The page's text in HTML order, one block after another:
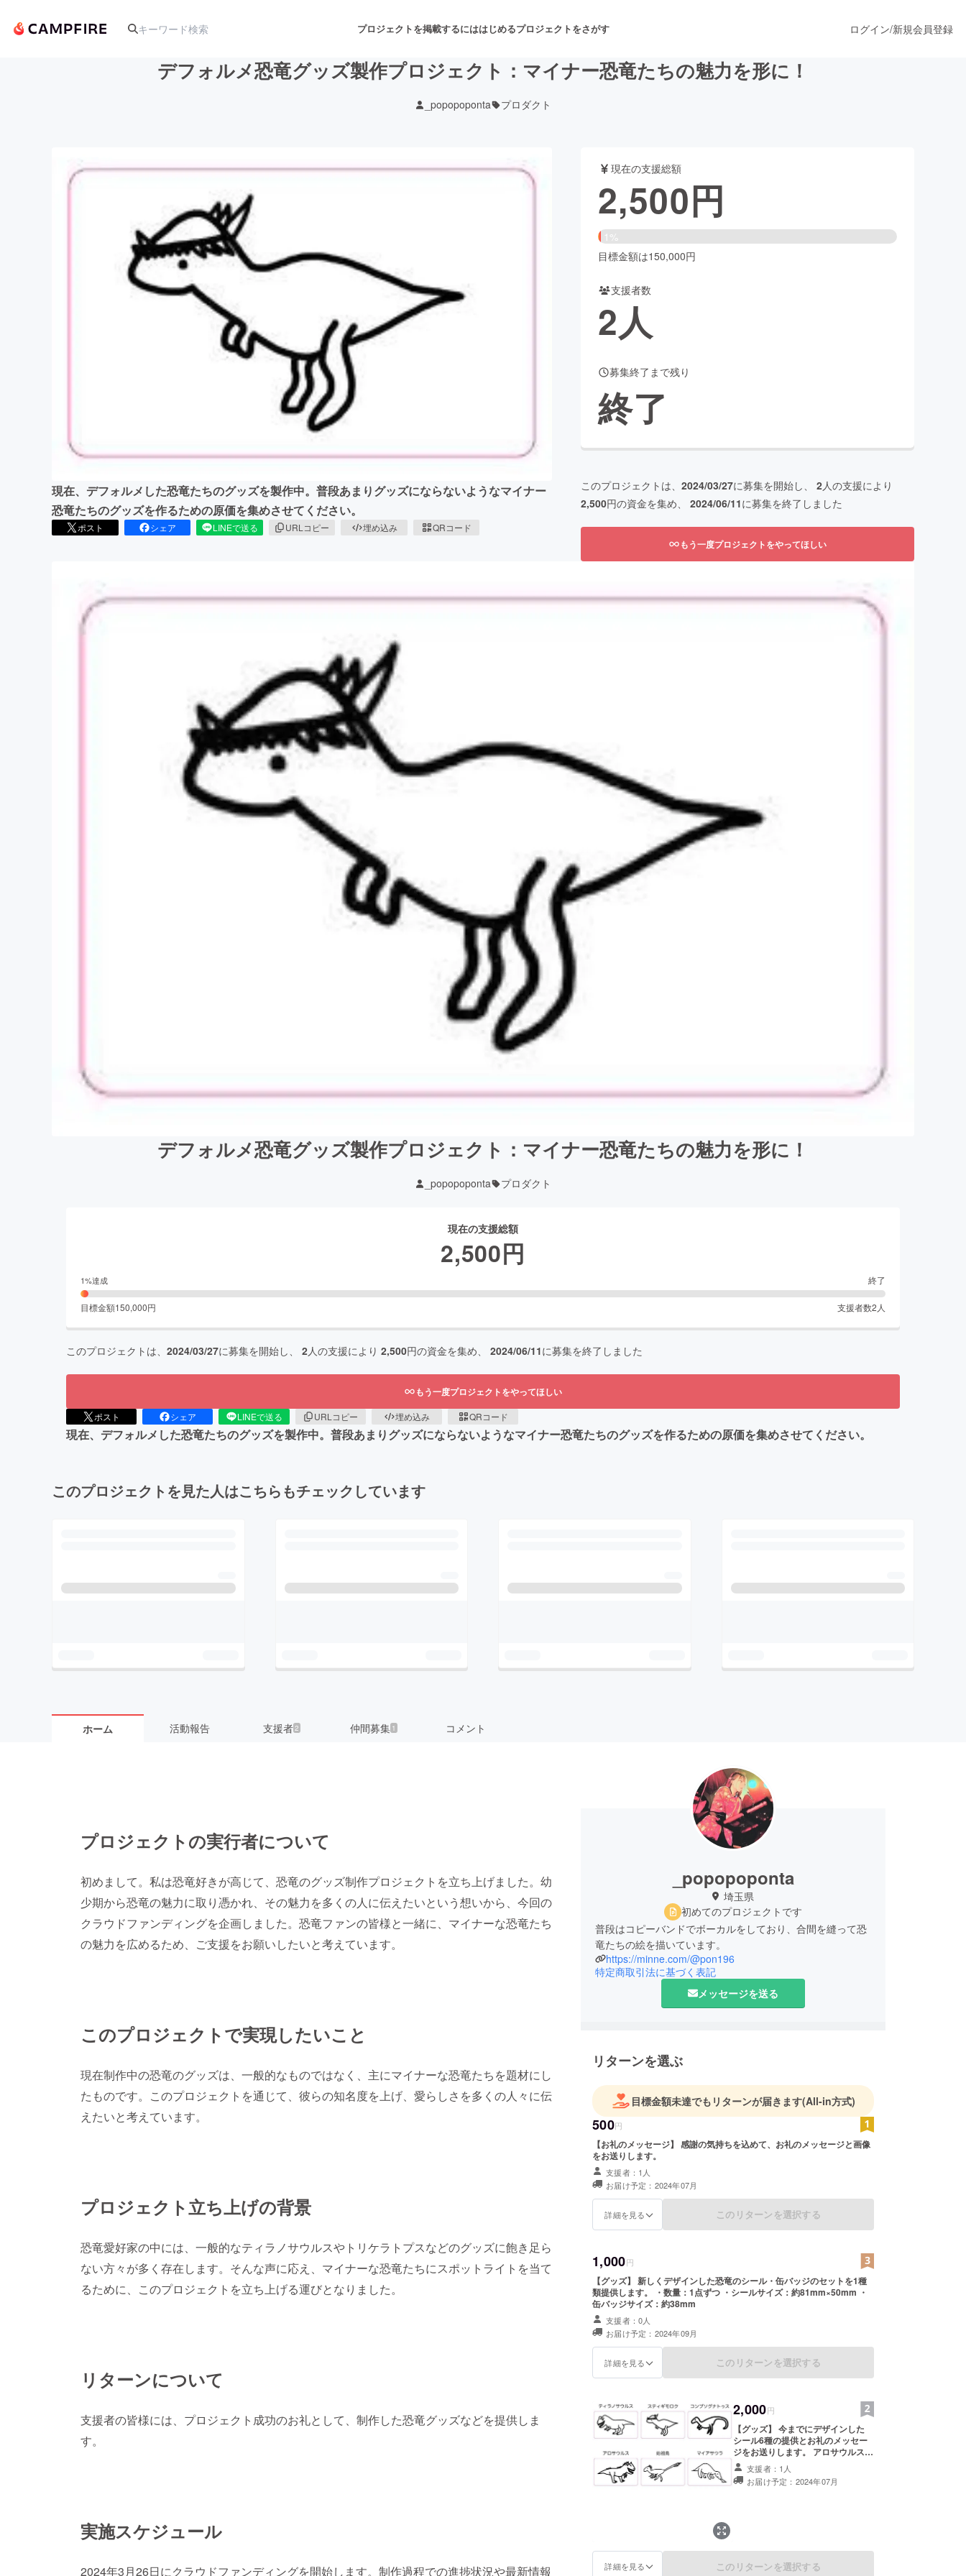
プロジェクトを掲載するにははじめるプロジェクトをさがす
舞台・パフォーマンス
テクノロジー・ガジェット フード・飲食店
映像・映画 書籍・雑誌出版
ビジネス・起業 ビューティー・ヘルスケア
まちづくり・地域活性化
ログイン/新規会員登録
デフォルメ恐竜グッズ製作プロジェクト：マイナー恐竜たちの魅力を形に！
_popopoponta プロダクト
現在、デフォルメした恐竜たちのグッズを製作中。普段あまりグッズにならないようなマイナー
恐竜たちのグッズを作るための原価を集めさせてください。
ポスト シェア LINEで送る URLコピー 埋め込み QRコード
現在の支援総額
2,500円
1%
目標金額は150,000円
支援者数
2人
募集終了まで残り
終了
このプロジェクトは、 2024/03/27に募集を開始し、 2人の支援により
2,500円の資金を集め、 2024/06/11に募集を終了しました
もう一度プロジェクトをやってほしい
デフォルメ恐竜グッズ製作プロジェクト：マイナー恐竜たちの魅力を形に！
_popopoponta プロダクト
現在の支援総額
2,500円
1%達成 終了
目標金額150,000円 支援者数2 人
このプロジェクトは、 2024/03/27に募集を開始し、 2人の支援により 2,500円の資金を集め、 2024/06/11に募集を終了しました
もう一度プロジェクトをやってほしい
ポスト シェア LINEで送る URLコピー 埋め込み QRコード
現在、デフォルメした恐竜たちのグッズを製作中。普段あまりグッズにならないようなマイナー恐竜たちのグッズを作るための原価を集めさせてください。
このプロジェクトを見た人はこちらもチェックしています
ホーム 活動報告 支援者2 仲間募集 1 コメント
プロジェクトの実行者について
初めまして。私は恐竜好きが高じて、恐竜のグッズ制作プロジェクトを立ち上げました。幼
少期から恐竜の魅力に取り憑かれ、その魅力を多くの人に伝えたいという想いから、今回の
クラウドファンディングを企画しました。恐竜ファンの皆様と一緒に、マイナーな恐竜たち
の魅力を広めるため、ご支援をお願いしたいと考えています。
このプロジェクトで実現したいこと
現在制作中の恐竜のグッズは、一般的なものではなく、主にマイナーな恐竜たちを題材にし
たものです。このプロジェクトを通じて、彼らの知名度を上げ、愛らしさを多くの人々に伝
えたいと考えています。
プロジェクト立ち上げの背景
恐竜愛好家の中には、一般的なティラノサウルスやトリケラトプスなどのグッズに飽き足ら
ない方々が多く存在します。そんな声に応え、マイナーな恐竜たちにスポットライトを当て
るために、このプロジェクトを立ち上げる運びとなりました。
リターンについて
支援者の皆様には、プロジェクト成功のお礼として、制作した恐竜グッズなどを提供しま
す。
実施スケジュール
2024年3月26日にクラウドファンディングを開始します。制作過程での進捗状況や最新情報
_popopoponta
埼玉県
初めてのプロジェクトです
普段はコピーバンドでボーカルをしており、合間を縫って恐
竜たちの絵を描いています。
https://minne.com/@pon196
特定商取引法に基づく表記
メッセージを送る
リターンを選ぶ
目標金額未達でもリターンが届きます(All-in方式)
500円
【お礼のメッセージ】 感謝の気持ちを込めて、お礼のメッセージと画像
をお送りします。
支援者：1人
お届け予定：2024年07月
詳細を見る このリターンを選択する
1,000円
【グッズ】 新しくデザインした恐竜のシール・缶バッジのセットを1種
類提供します。 ・数量：1点ずつ ・シールサイズ：約81mm×50mm ・
缶バッジサイズ：約38mm
支援者：0人
お届け予定：2024年09月
詳細を見る このリターンを選択する
2,000円
【グッズ】 今までにデザインした
シール6種の提供とお礼のメッセー
ジをお送りします。 アロサウルス
ティラノサウルス コンプソグナトゥ
ス スティギモロク マイアサウラ 始
祖鳥 ・数量：1点ずつ ・サイズ：約
支援者：1人
お届け予定：2024年07月
詳細を見る このリターンを選択する